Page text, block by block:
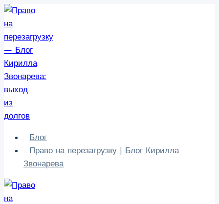
Перейти
к
содержимому
Блог
Право на перезагрузку | Блог Кирилла
Звонарева